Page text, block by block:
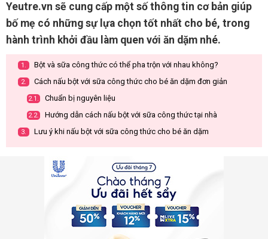
Yeutre.vn sẽ cung cấp một số thông tin cơ bản giúp
bố mẹ có những sự lựa chọn tốt nhất cho bé, trong
hành trình khởi đầu làm quen với ăn dặm nhé.
1. Bột và sữa công thức có thể pha trộn với nhau không?
2. Cách nấu bột với sữa công thức cho bé ăn dặm đơn giản
2.1. Chuẩn bị nguyên liệu
2.2. Hướng dẫn cách nấu bột với sữa công thức tại nhà
3. Lưu ý khi nấu bột với sữa công thức cho bé ăn dặm